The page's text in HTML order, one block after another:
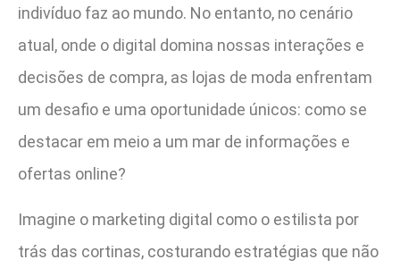
indivíduo faz ao mundo. No entanto, no cenário
atual, onde o digital domina nossas interações e
decisões de compra, as lojas de moda enfrentam
um desafio e uma oportunidade únicos: como se
destacar em meio a um mar de informações e
ofertas online?
Imagine o marketing digital como o estilista por
trás das cortinas, costurando estratégias que não